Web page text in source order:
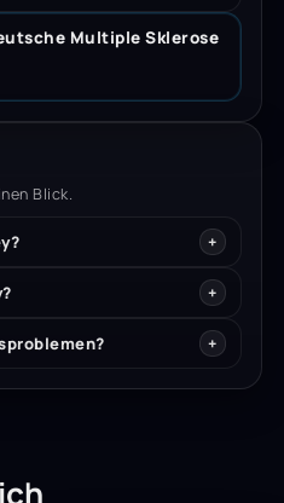
Multiple Sklerose
Blick.